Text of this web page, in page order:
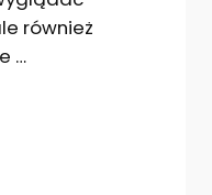
również
…